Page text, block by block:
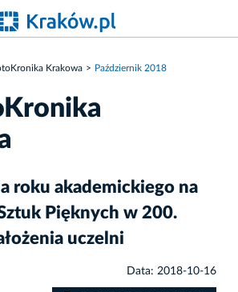
Krakowa Październik 2018
roku akademickiego na
Pięknych w 200.
uczelni
Data: 2018-10-16